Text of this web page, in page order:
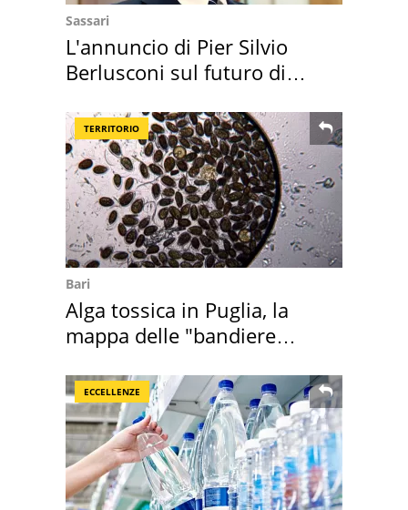
Sassari
L'annuncio di Pier Silvio
Berlusconi sul futuro di
TERRITORIO
Bari
Alga tossica in Puglia, la
mappa delle "bandiere
ECCELLENZE